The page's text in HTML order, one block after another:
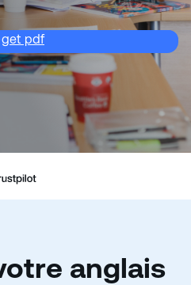
get pdf
anglais